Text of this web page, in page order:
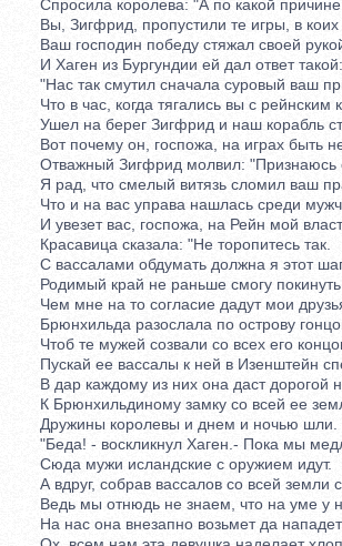
Спросила королева: "А по какой причине
Вы, Зигфрид, пропустили те игры, в
Ваш господин победу стяжал своей
И Хаген из Бургундии ей дал ответ такой:
"Нас так смутил сначала суровый ваш
Что в час, когда тягались вы с рейнским
Ушел на берег Зигфрид и наш корабль
Вот почему он, госпожа, на играх быть
Отважный Зигфрид молвил: "Признаюсь
Я рад, что смелый витязь сломил ваш
Что и на вас управа нашлась среди
И увезет вас, госпожа, на Рейн мой
Красавица сказала: "Не торопитесь так.
С вассалами обдумать должна я этот
Родимый край не раньше смогу покинуть
Чем мне на то согласие дадут мои
Брюнхильда разослала по острову
Чтоб те мужей созвали со всех его
Пускай ее вассалы к ней в Изенштейн
В дар каждому из них она даст дорогой
К Брюнхильдиному замку со всей ее
Дружины королевы и днем и ночью шли.
"Беда! - воскликнул Хаген.- Пока мы
Сюда мужи исландские с оружием идут.
А вдруг, собрав вассалов со всей земли
Ведь мы отнюдь не знаем, что на уме у
На нас она внезапно возьмет да